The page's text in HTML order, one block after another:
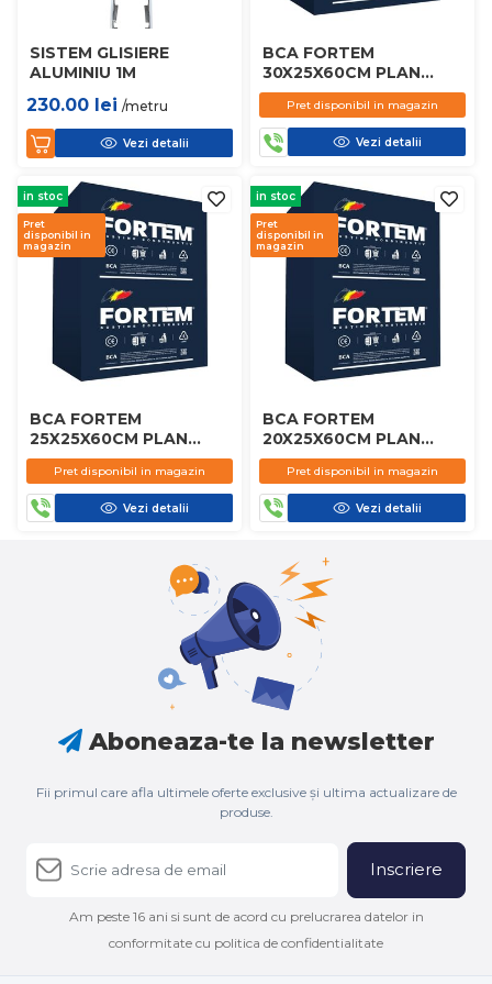
SISTEM GLISIERE
ALUMINIU 1M
230.00 lei /metru
Vezi detalii
BCA FORTEM
30X25X60CM PLAN
D450
Pret disponibil in magazin
Vezi detalii
in stoc
Pret
disponibil in
magazin
BCA FORTEM
25X25X60CM PLAN
D450
Pret disponibil in magazin
Vezi detalii
in stoc
Pret
disponibil in
magazin
BCA FORTEM
20X25X60CM PLAN
D450
Pret disponibil in magazin
Vezi detalii
Aboneaza-te la newsletter
Fii primul care afla ultimele oferte exclusive și ultima actualizare de
produse.
Inscriere
Am peste 16 ani si sunt de acord cu prelucrarea datelor in
conformitate cu politica de confidentialitate